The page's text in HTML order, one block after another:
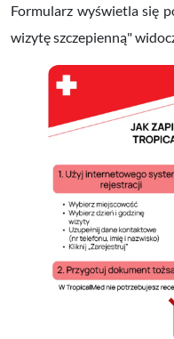
Formularz wyświetla się
wizytę szczepienną"